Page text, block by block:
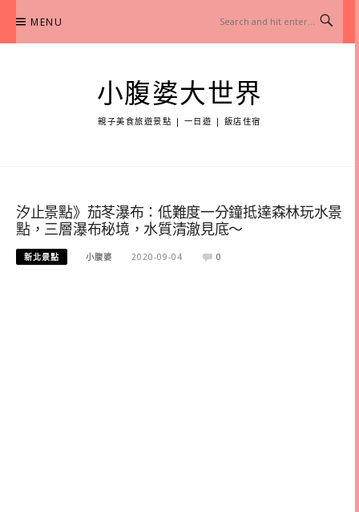
content
MENU
小腹婆大世界
親子美食旅遊景點 | 一日遊 | 飯店住宿
汐止景點》茄苳瀑布：低難度一分鐘抵達森林玩水景
點，三層瀑布秘境，水質清澈見底～
新北景點 小腹婆 2020-09-04 0